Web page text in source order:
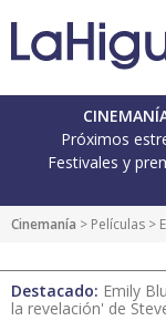
Próximos
Festivales y
Cinemanía > Películas >
Destacado: Emily
la revelación' de